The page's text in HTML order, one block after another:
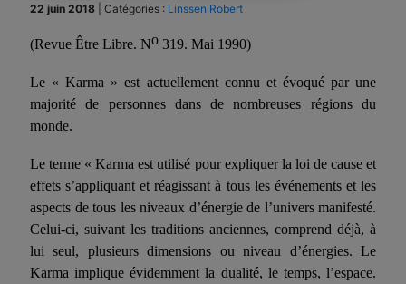
22 juin 2018 Catégories : Linssen Robert
(Revue Être Libre. No 319. Mai 1990)
Le « Karma » est actuellement connu et évoqué par une
majorité de personnes dans de nombreuses régions du
monde.
Le terme « Karma est utilisé pour expliquer la loi de cause et
effets s’appliquant et réagissant à tous les événements et les
aspects de tous les niveaux d’énergie de l’univers manifesté.
Celui-ci, suivant les traditions anciennes, comprend déjà, à
lui seul, plusieurs dimensions ou niveau d’énergies. Le
Karma impli­que évidemment la dualité, le temps, l’espace.